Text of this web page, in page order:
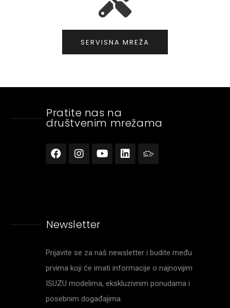
SERVISNA MREŽA
Pratite nas na
društvenim mrežama
Newsletter
Prijavite se za naš newsletter i budite među
prvima koji će imati informacije o najnovijim
ISUZU modelima, ekskluzivnim ponudama i
posebnim događajima.